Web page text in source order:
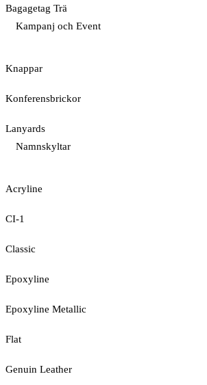
Bagagetag Trä
Kampanj och Event
Knappar
Konferensbrickor
Lanyards
Namnskyltar
Acryline
CI-1
Classic
Epoxyline
Epoxyline Metallic
Flat
Genuin Leather